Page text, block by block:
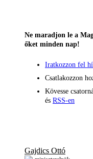
Ne maradjon le a
őket minden nap!
Iratkozzon fel
Csatlakozzon
Kövesse
és RSS-en
Gajdics Ottó